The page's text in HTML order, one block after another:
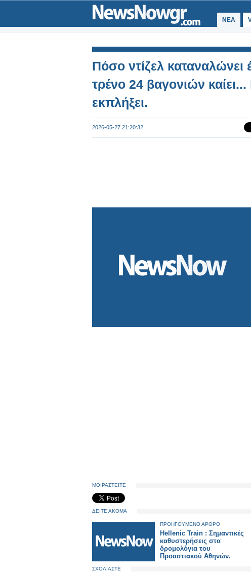
ΝΕΑ
Πόσο ντίζελ
τρένο 24 βαγονιών
εκπλήξει.
2026-05-27 21:20:32
ΜΟΙΡΑΣΤΕΙΤΕ
ΔΕΙΤΕ ΑΚΟΜΑ
ΠΡΟΗΓΟΥΜΕΝΟ ΑΡΘΡΟ
Hellenic Train : Σημαντικές
καθυστερήσεις στα
δρομολόγια του
Προαστιακού Αθηνών.
ΣΧΟΛΙΑΣΤΕ